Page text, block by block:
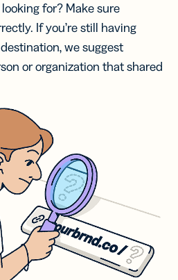
for? Make sure
If you’re still having
we suggest
or organization that shared